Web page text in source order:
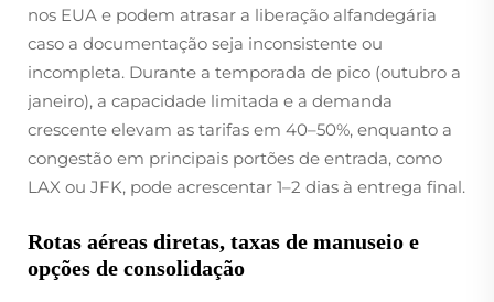
nos EUA e podem atrasar a liberação alfandegária
caso a documentação seja inconsistente ou
incompleta. Durante a temporada de pico (outubro a
janeiro), a capacidade limitada e a demanda
crescente elevam as tarifas em 40–50%, enquanto a
congestão em principais portões de entrada, como
LAX ou JFK, pode acrescentar 1–2 dias à entrega final.
Rotas aéreas diretas, taxas de manuseio e
opções de consolidação